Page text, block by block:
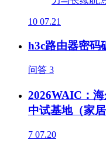
10 07.21
h3c路由器密码
问答 3
2026WAIC：
中试基地（家居
7 07.20